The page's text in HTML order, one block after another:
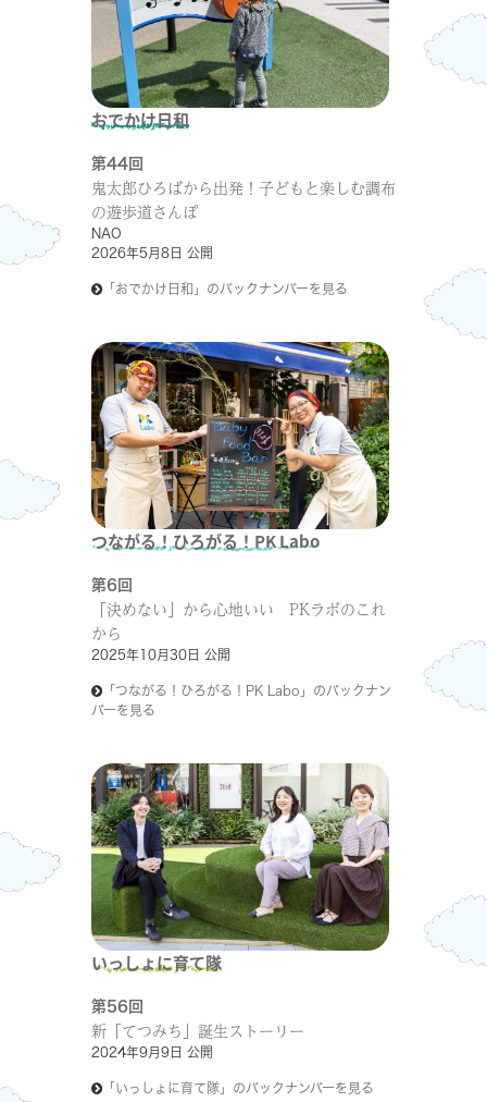
おでかけ日和
第44回
鬼太郎ひろばから出発！子どもと楽しむ調布
の遊歩道さんぽ
NAO
2026年5月8日 公開
「おでかけ日和」のバックナンバーを見る
つながる！ひろがる！PK Labo
第6回
「決めない」から心地いい PKラボのこれ
から
2025年10月30日 公開
「つながる！ひろがる！PK Labo」のバックナン
バーを見る
いっしょに育て隊
第56回
新「てつみち」誕生ストーリー
2024年9月9日 公開
「いっしょに育て隊」のバックナンバーを見る